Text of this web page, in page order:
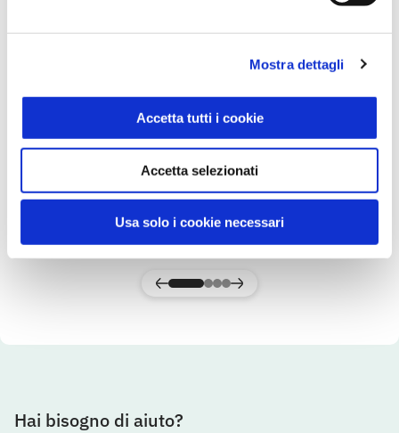
Mostra dettagli
Accetta tutti i cookie
Accetta selezionati
Usa solo i cookie necessari
Latte di Mandorla sciroppo 500 ml
SCOPRI IL PRODOTTO
Hai bisogno di aiuto?